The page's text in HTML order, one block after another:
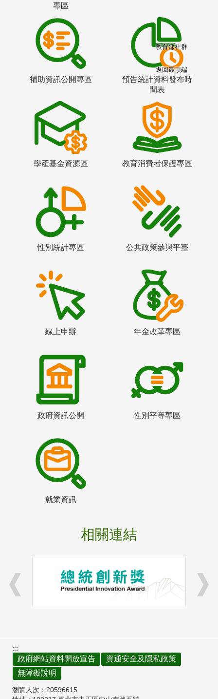
專區
補助資訊公開專區
預告統計資料發布時
間表
學產基金資源區 教育消費者保護專區
性別統計專區 公共政策參與平臺
線上申辦 年金改革專區
政府資訊公開 性別平等專區
就業資訊
相關連結
教育部社群
返回最頂端
:::
政府網站資料開放宣告
資通安全及隱私政策
無障礙說明
瀏覽人次： 20596615